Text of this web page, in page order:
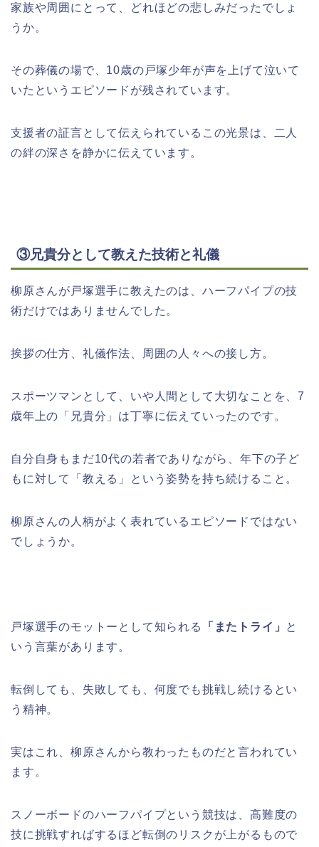
家族や周囲にとって、どれほどの悲しみだったでしょ
うか。
その葬儀の場で、10歳の戸塚少年が声を上げて泣いて
いたというエピソードが残されています。
支援者の証言として伝えられているこの光景は、二人
の絆の深さを静かに伝えています。
③兄貴分として教えた技術と礼儀
柳原さんが戸塚選手に教えたのは、ハーフパイプの技
術だけではありませんでした。
挨拶の仕方、礼儀作法、周囲の人々への接し方。
スポーツマンとして、いや人間として大切なことを、7
歳年上の「兄貴分」は丁寧に伝えていったのです。
自分自身もまだ10代の若者でありながら、年下の子ど
もに対して「教える」という姿勢を持ち続けること。
柳原さんの人柄がよく表れているエピソードではない
でしょうか。
戸塚選手のモットーとして知られる 「またトライ」 と
いう言葉があります。
転倒しても、失敗しても、何度でも挑戦し続けるとい
う精神。
実はこれ、柳原さんから教わったものだと言われてい
ます。
スノーボードのハーフパイプという競技は、高難度の
技に挑戦すればするほど転倒のリスクが上がるもので